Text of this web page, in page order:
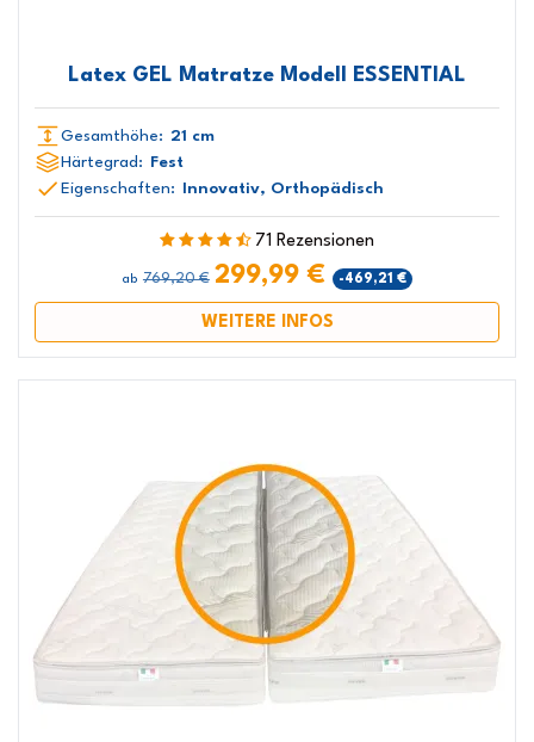
Latex GEL Matratze Modell ESSENTIAL
Gesamthöhe: 21 cm
Härtegrad:
Fest
Eigenschaften:
Innovativ, Orthopädisch
71 Rezensionen
ab 769,20 € 299,99 € -469,21 €
WEITERE INFOS